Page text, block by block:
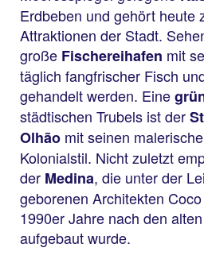
Erdbeben und gehört heute
Attraktionen der Stadt.
große Fischereihafen mit
täglich fangfrischer Fisch
gehandelt werden. Eine
städtischen Trubels ist der
Olhão mit seinen
Kolonialstil. Nicht zuletzt
der Medina, die unter der
geborenen Architekten
1990er Jahre nach den
aufgebaut wurde.